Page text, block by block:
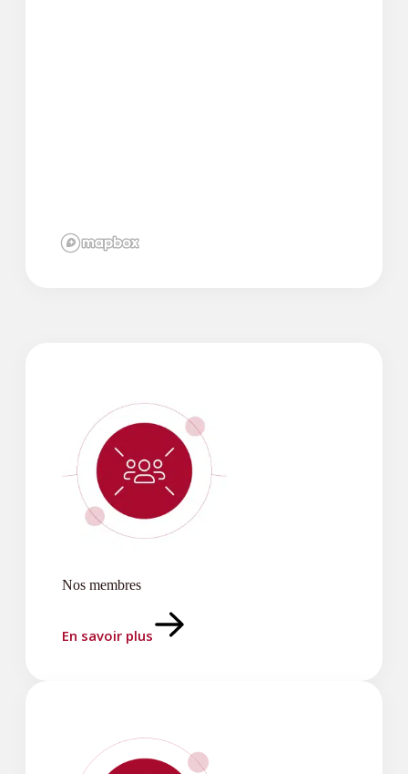
Nos membres
En savoir plus